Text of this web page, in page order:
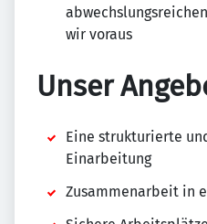
wir voraus
Unser
Eine strukturierte
Einarbeitung
Zusammenarbeit in